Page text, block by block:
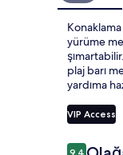
yürüme
plaj barı
yardıma
VIP Access
Yorumlar
9,4